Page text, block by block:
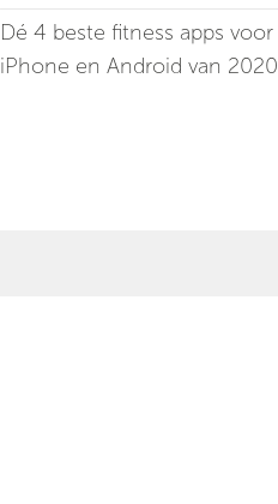
Dé 4 beste fitness apps voor
iPhone en Android van 2020